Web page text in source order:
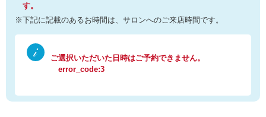
す。
※下記に記載のあるお時間は、サロンへのご来店時間です。
ご選択いただいた日時はご予約できません。
error_code:3